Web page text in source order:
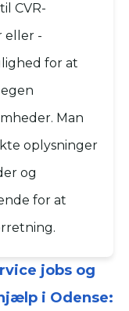
CVR-
eller -
for at
Man
oplysninger
og
for at
jobs og
i Odense: